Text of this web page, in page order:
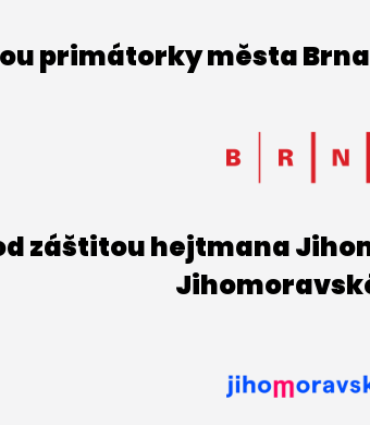
primátorky města
záštitou hejtmana